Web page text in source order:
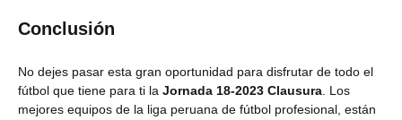
Conclusión
No dejes pasar esta gran oportunidad para disfrutar de todo el
fútbol que tiene para ti la Jornada 18-2023 Clausura . Los
mejores equipos de la liga peruana de fútbol profesional, están